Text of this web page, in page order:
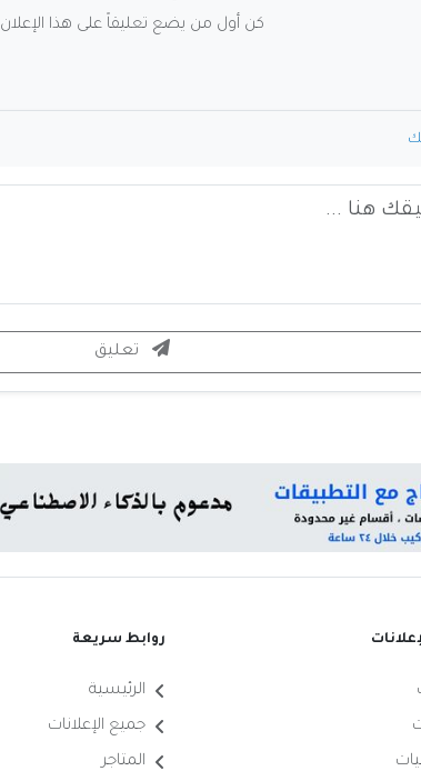
كن أول من يضع تعليقاً على هذا الإعلان
تعليق
روابط سريعة
الرئيسية
جميع الإعلانات
المتاجر